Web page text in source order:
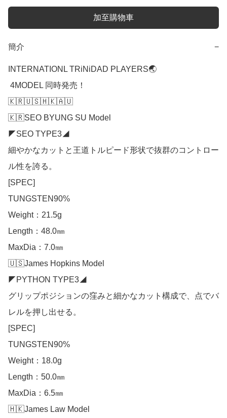
加至購物車
簡介 −
INTERNATIONL TRiNiDAD PLAYERS🌏
🇰🇷🇺🇸🇭🇰🇦🇺
🇰🇷SEO BYUNG SU Model
◤SEO TYPE3◢
細やかなカットと王道トルピード形状で抜群のコントロー
ル性を誇る。
[SPEC]
TUNGSTEN90%
Weight：21.5g
Length：48.0㎜
MaxDia：7.0㎜
🇺🇸James Hopkins Model
◤PYTHON TYPE3◢
グリップポジションの窪みと細かなカット構成で、点でバ
レルを押し出せる。
[SPEC]
TUNGSTEN90%
Weight：18.0g
Length：50.0㎜
MaxDia：6.5㎜
🇭🇰James Law Model